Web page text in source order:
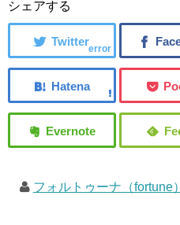
シェアする
error
フォルトゥーナ（fortune）